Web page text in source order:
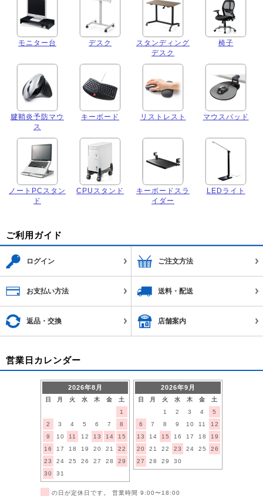
モニター台 デスク
スタンディング
デスク
椅子
腱鞘炎予防マウ
ス
キーボード リストレスト マウスパッド
ノートPCスタン
ド
CPUスタンド
キーボードスラ
イダー
LEDライト
ご利用ガイド
ログイン ご注文方法
お支払い方法 送料・配送
返品・交換 店舗案内
営業日カレンダー
2026年8月
日 月 火 水 木 金
土
1
2
3 4 5 6 7
8
9
10 11 12 13 14
15
16
17 18 19 20 21
22
23
24 25 26 27 28
29
30
31
2026年9月
日 月 火 水 木 金
土
1
2 3 4
5
6
7 8 9 10 11
12
13
14 15 16 17 18
19
20
21 22 23 24 25
26
27
28 29 30
の日が定休日です。 営業時間 9:00〜18:00